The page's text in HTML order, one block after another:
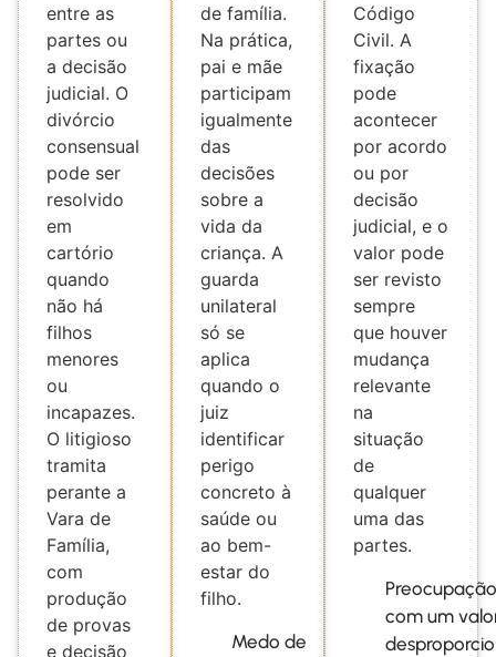
entre as
partes ou
a decisão
judicial. O
divórcio
consensual
pode ser
resolvido
em
cartório
quando
não há
filhos
menores
ou
incapazes.
O litigioso
tramita
perante a
Vara de
Família,
com
produção
de provas
e decisão
de família.
Na prática,
pai e mãe
participam
igualmente
das
decisões
sobre a
vida da
criança. A
guarda
unilateral
só se
aplica
quando o
juiz
identificar
perigo
concreto à
saúde ou
ao bem-
estar do
filho.
Medo de
Código
Civil. A
fixação
pode
acontecer
por acordo
ou por
decisão
judicial, e o
valor pode
ser revisto
sempre
que houver
mudança
relevante
na
situação
de
qualquer
uma das
partes.
com um